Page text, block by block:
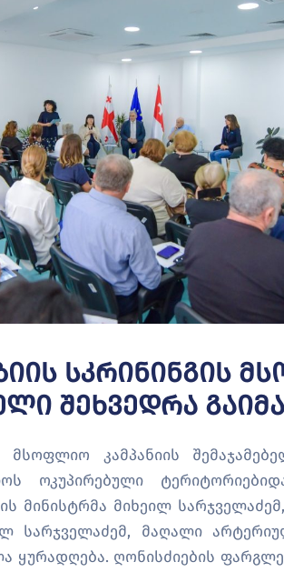
Სკრინინგის
Შეხვედრა
მსოფლიო კამპანიის
ოკუპირებული
მინისტრმა მიხეილ
სარჯველაძემ, მაღალი
ყურადღება. ღონისძიების